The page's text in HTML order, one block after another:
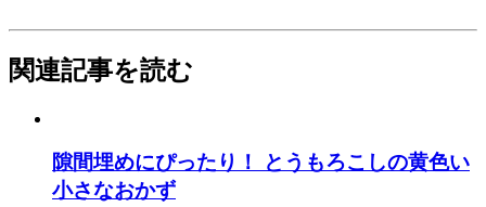
関連記事を読む
隙間埋めにぴったり！ とうもろこしの黄色い
小さなおかず